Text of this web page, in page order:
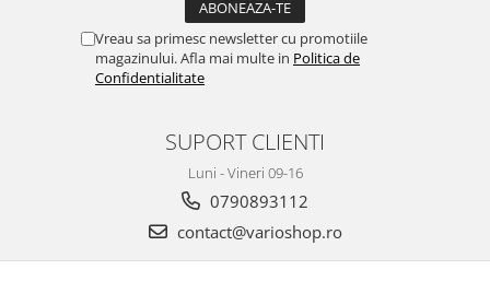
Vreau sa primesc newsletter cu promotiile
magazinului. Afla mai multe in Politica de
Confidentialitate
SUPORT CLIENTI
Luni - Vineri 09-16
0790893112
contact@varioshop.ro